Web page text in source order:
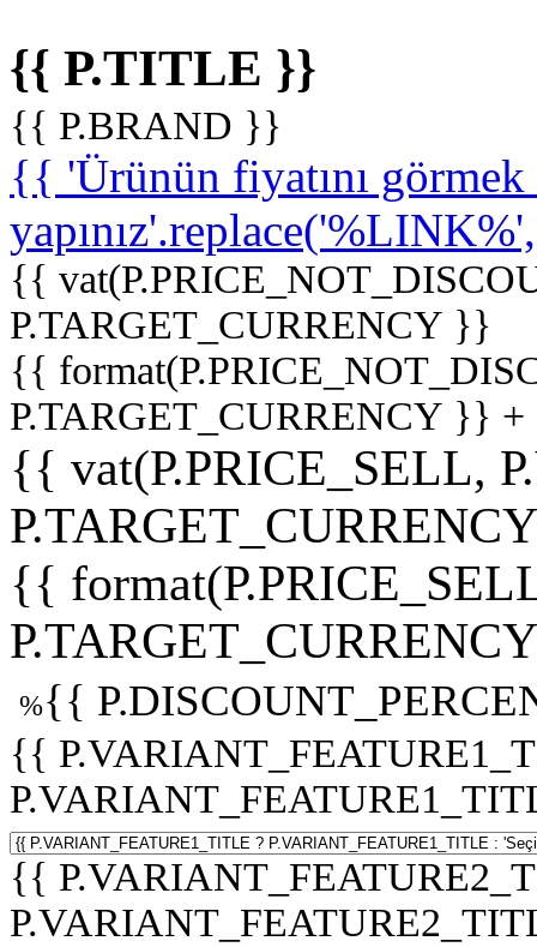
{{ P.TITLE }}
{{ P.BRAND }}
{{ 'Ürünün fiyatını
{{
P.TARGET_CURRENCY }}
{{
P.TARGET_CURRENCY }}
{{ vat(P.PRICE_SELL,
{{
%{{
{{
{{